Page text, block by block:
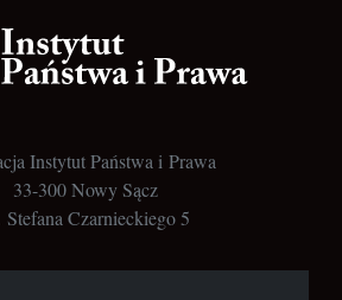
Instytut Państwa i Prawa
33-300 Nowy Sącz
Stefana Czarnieckiego 5